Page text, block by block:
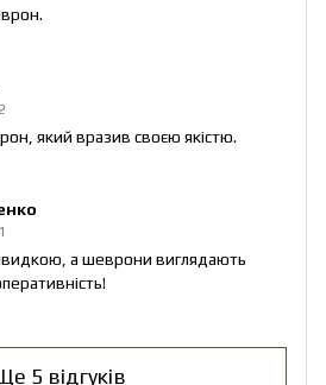
який вразив своєю якістю.
а шеврони виглядають
5 відгуків